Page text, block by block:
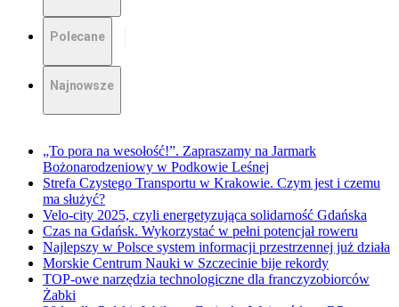
Polecane
Najnowsze
„To pora na wesołość!”. Zapraszamy na Jarmark
Bożonarodzeniowy w Podkowie Leśnej
Strefa Czystego Transportu w Krakowie. Czym jest i czemu
ma służyć?
Velo-city 2025, czyli energetyzująca solidarność Gdańska
Czas na Gdańsk. Wykorzystać w pełni potencjał roweru
Najlepszy w Polsce system informacji przestrzennej już działa
Morskie Centrum Nauki w Szczecinie bije rekordy
TOP-owe narzędzia technologiczne dla franczyzobiorców
Żabki